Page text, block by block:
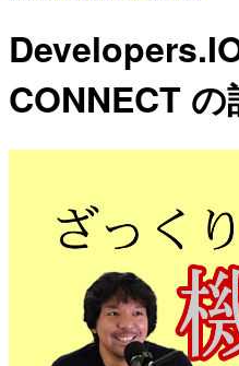
CONNECT